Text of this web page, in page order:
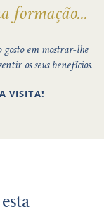
formação...
gosto em mostrar-lhe
os seus benefícios.
VISITA!